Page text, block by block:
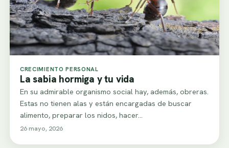
CRECIMIENTO PERSONAL
La sabia hormiga y tu vida
En su admirable organismo social hay, además, obreras.
Estas no tienen alas y están encargadas de buscar
alimento, preparar los nidos, hacer…
26 mayo, 2026